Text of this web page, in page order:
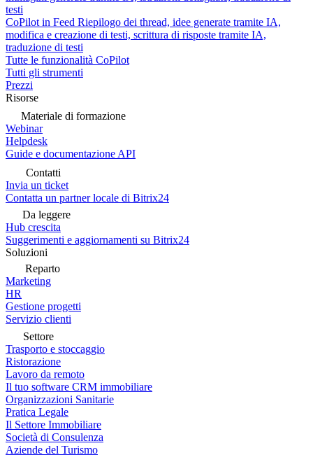
testi
CoPilot in Feed Riepilogo dei thread, idee generate tramite IA,
modifica e creazione di testi, scrittura di risposte tramite IA,
traduzione di testi
Tutte le funzionalità CoPilot
Tutti gli strumenti
Prezzi
Risorse
Materiale di formazione
Webinar
Helpdesk
Guide e documentazione API
Contatti
Invia un ticket
Contatta un partner locale di Bitrix24
Da leggere
Hub crescita
Suggerimenti e aggiornamenti su Bitrix24
Soluzioni
Reparto
Marketing
HR
Gestione progetti
Servizio clienti
Settore
Trasporto e stoccaggio
Ristorazione
Lavoro da remoto
Il tuo software CRM immobiliare
Organizzazioni Sanitarie
Pratica Legale
Il Settore Immobiliare
Società di Consulenza
Aziende del Turismo